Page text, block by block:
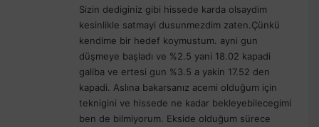
Sizin dediginiz gibi hissede karda olsaydim
kesinlikle satmayi dusunmezdim zaten.Çünkü
kendime bir hedef koymustum. ayni gun
düşmeye başladı ve %2.5 yani 18.02 kapadi
galiba ve ertesi gun %3.5 a yakin 17.52 den
kapadi. Aslına bakarsanız acemi olduğum için
teknigini ve hissede ne kadar bekleyebilecegimi
ben de bilmiyorum. Ekside olduğum sürece